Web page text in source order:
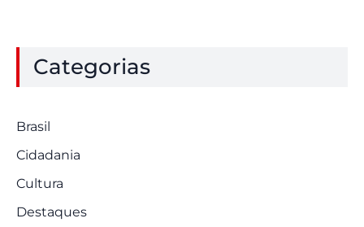
Categorias
Brasil
Cidadania
Cultura
Destaques